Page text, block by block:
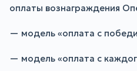
оплаты вознаграждения
— модель «оплата с
— модель «оплата с